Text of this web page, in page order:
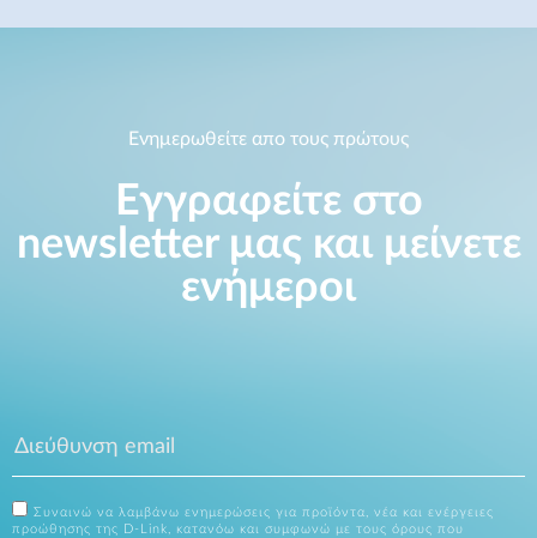
Ενημερωθείτε απο τους πρώτους
Εγγραφείτε στο
newsletter μας και μείνετε
ενήμεροι
Συναινώ να λαμβάνω ενημερώσεις για προϊόντα, νέα και ενέργειες
προώθησης της D-Link, κατανόω και συμφωνώ με τους όρους που